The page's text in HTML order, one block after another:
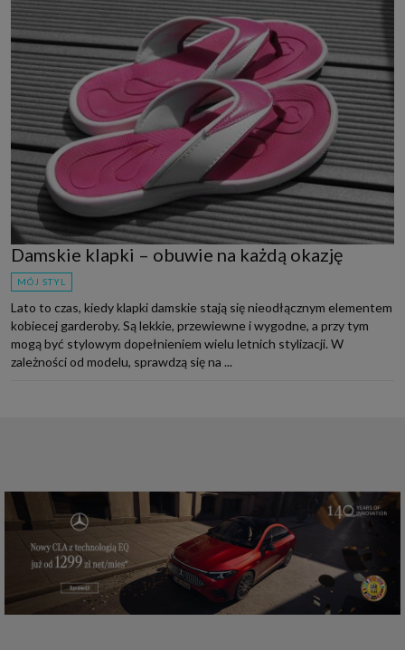
Damskie klapki – obuwie na każdą okazję
MÓJ STYL
Lato to czas, kiedy klapki damskie stają się nieodłącznym elementem
kobiecej garderoby. Są lekkie, przewiewne i wygodne, a przy tym
mogą być stylowym dopełnieniem wielu letnich stylizacji. W
zależności od modelu, sprawdzą się na ...